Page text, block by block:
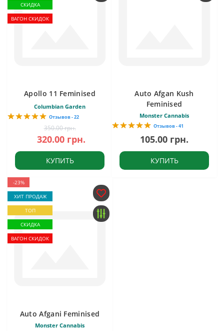
СКИДКА
ВАГОН СКИДОК
Apollo 11 Feminised
Columbian Garden
Отзывов - 22
350.00 грн.
320.00 грн.
КУПИТЬ
Auto Afgan Kush
Feminised
Monster Cannabis
Отзывов - 41
105.00 грн.
КУПИТЬ
-23%
ХИТ ПРОДАЖ
ТОП
СКИДКА
ВАГОН СКИДОК
Auto Afgani Feminised
Monster Cannabis